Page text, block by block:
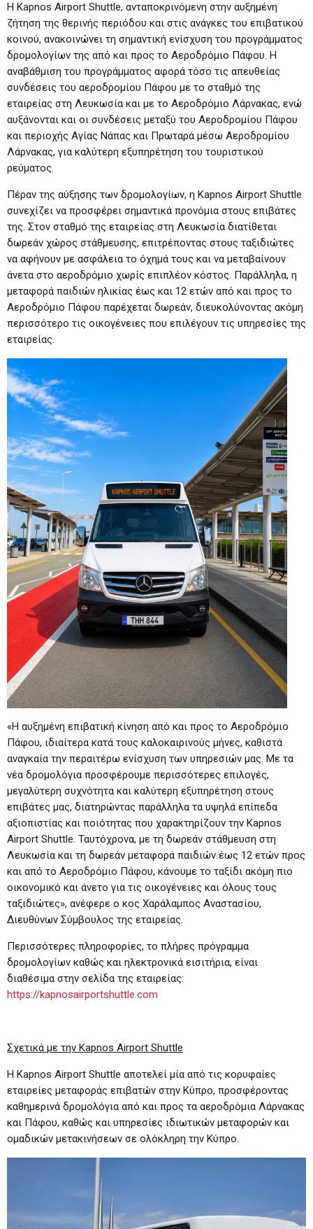
Η Kapnos Airport Shuttle, ανταποκρινόμενη στην αυξημένη
ζήτηση της θερινής περιόδου και στις ανάγκες του επιβατικού
κοινού, ανακοινώνει τη σημαντική ενίσχυση του προγράμματος
δρομολογίων της από και προς το Αεροδρόμιο Πάφου. Η
αναβάθμιση του προγράμματος αφορά τόσο τις απευθείας
συνδέσεις του αεροδρομίου Πάφου με το σταθμό της
εταιρείας στη Λευκωσία και με το Αεροδρόμιο Λάρνακας, ενώ
αυξάνονται και οι συνδέσεις μεταξύ του Αεροδρομίου Πάφου
και περιοχής Αγίας Νάπας και Πρωταρά μέσω Αεροδρομίου
Λάρνακας, για καλύτερη εξυπηρέτηση του τουριστικού
ρεύματος.
Πέραν της αύξησης των δρομολογίων, η Kapnos Airport Shuttle
συνεχίζει να προσφέρει σημαντικά προνόμια στους επιβάτες
της. Στον σταθμό της εταιρείας στη Λευκωσία διατίθεται
δωρεάν χώρος στάθμευσης, επιτρέποντας στους ταξιδιώτες
να αφήνουν με ασφάλεια το όχημά τους και να μεταβαίνουν
άνετα στο αεροδρόμιο χωρίς επιπλέον κόστος. Παράλληλα, η
μεταφορά παιδιών ηλικίας έως και 12 ετών από και προς το
Αεροδρόμιο Πάφου παρέχεται δωρεάν, διευκολύνοντας ακόμη
περισσότερο τις οικογένειες που επιλέγουν τις υπηρεσίες της
εταιρείας.
«Η αυξημένη επιβατική κίνηση από και προς το Αεροδρόμιο
Πάφου, ιδιαίτερα κατά τους καλοκαιρινούς μήνες, καθιστά
αναγκαία την περαιτέρω ενίσχυση των υπηρεσιών μας. Με τα
νέα δρομολόγια προσφέρουμε περισσότερες επιλογές,
μεγαλύτερη συχνότητα και καλύτερη εξυπηρέτηση στους
επιβάτες μας, διατηρώντας παράλληλα τα υψηλά επίπεδα
αξιοπιστίας και ποιότητας που χαρακτηρίζουν την Kapnos
Airport Shuttle. Ταυτόχρονα, με τη δωρεάν στάθμευση στη
Λευκωσία και τη δωρεάν μεταφορά παιδιών έως 12 ετών προς
και από το Αεροδρόμιο Πάφου, κάνουμε το ταξίδι ακόμη πιο
οικονομικό και άνετο για τις οικογένειες και όλους τους
ταξιδιώτες», ανέφερε o κος Χαράλαμπος Αναστασίου,
Διευθύνων Σύμβουλος της εταιρείας.
Περισσότερες πληροφορίες, το πλήρες πρόγραμμα
δρομολογίων καθώς και ηλεκτρονικά εισιτήρια, είναι
διαθέσιμα στην σελίδα της εταιρείας:
https://kapnosairportshuttle.com
Σχετικά με την Kapnos Airport Shuttle
Η Kapnos Airport Shuttle αποτελεί μία από τις κορυφαίες
εταιρείες μεταφοράς επιβατών στην Κύπρο, προσφέροντας
καθημερινά δρομολόγια από και προς τα αεροδρόμια Λάρνακας
και Πάφου, καθώς και υπηρεσίες ιδιωτικών μεταφορών και
ομαδικών μετακινήσεων σε ολόκληρη την Κύπρο.